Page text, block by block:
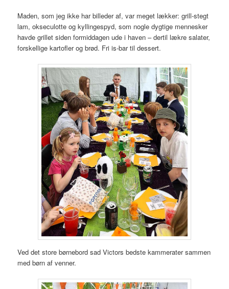
Maden, som jeg ikke har billeder af, var meget lækker: grill-stegt
lam, okseculotte og kyllingespyd, som nogle dygtige mennesker
havde grillet siden formiddagen ude i haven – dertil lækre salater,
forskellige kartofler og brød. Fri is-bar til dessert.
Ved det store børnebord sad Victors bedste kammerater sammen
med børn af venner.